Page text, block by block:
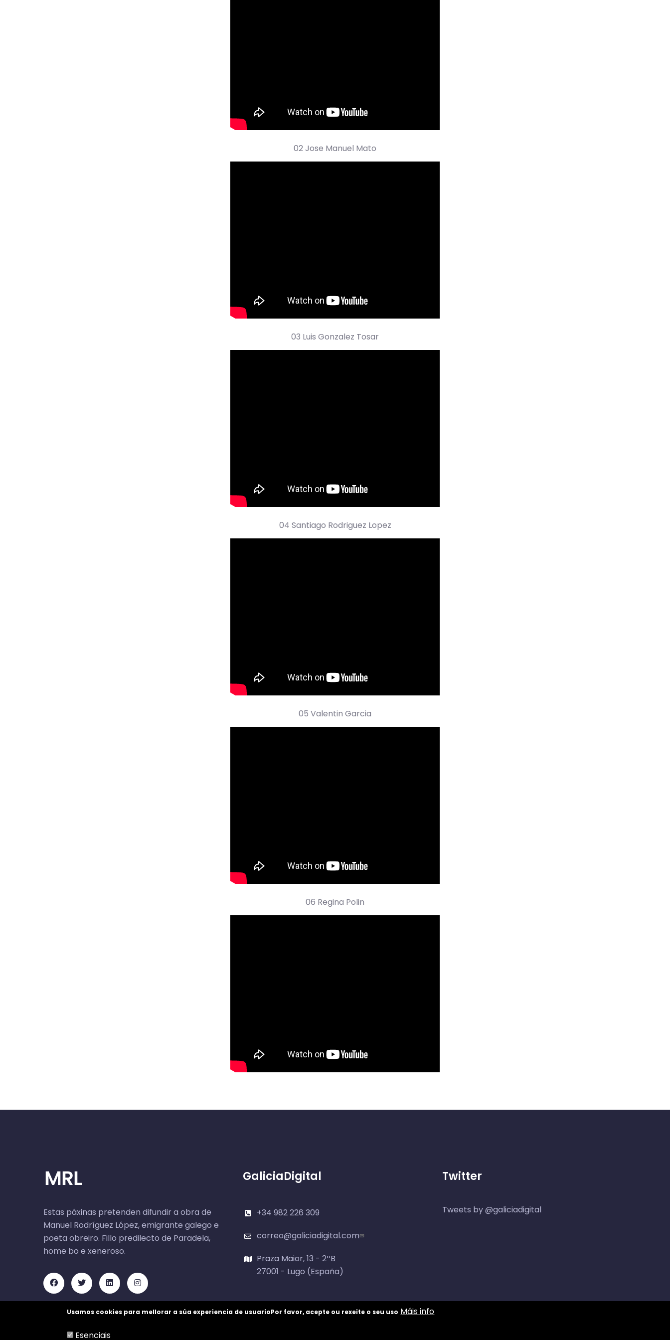
02 Jose Manuel Mato
03 Luis Gonzalez Tosar
04 Santiago Rodriguez Lopez
05 Valentin Garcia
06 Regina Polin
Estas páxinas pretenden difundir a obra de
Manuel Rodríguez López, emigrante galego e
poeta obreiro. Fillo predilecto de Paradela,
home bo e xeneroso.
GaliciaDigital
+34 982 226 309
correo@galiciadigital.com
Praza Maior, 13 - 2ºB
27001 - Lugo (España)
Twitter
Tweets by @galiciadigital
Usamos cookies para mellorar a súa experiencia de usuarioPor favor, acepte ou rexeite o seu uso Máis info
Esenciais